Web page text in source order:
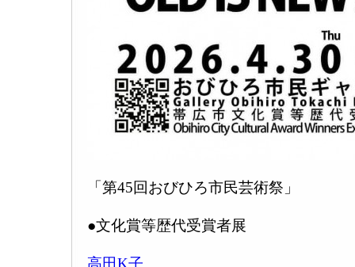
「第45回おびひろ市民芸術祭」
●文化賞等歴代受賞者展
高田K子